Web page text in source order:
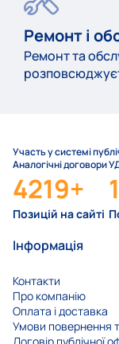
Ремонт і
Ремонт та
Участь у системі
Аналогічні договори
4219+
Позицій на сайті
Інформація
Контакти
Про компанію
Оплата і доставка
Умови повернення